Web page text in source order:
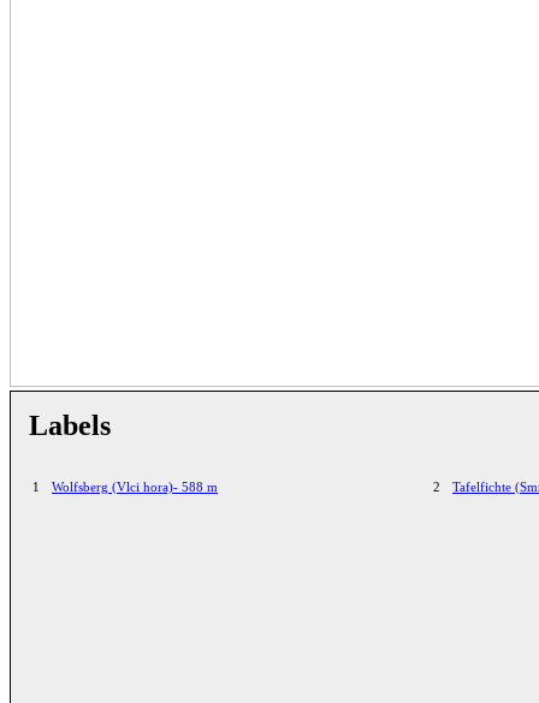
Labels
1 Wolfsberg (Vlci hora)- 588 m 2 Tafelfichte